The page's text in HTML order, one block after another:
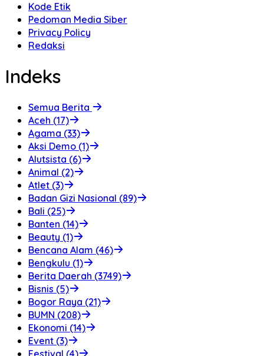
Kode Etik
Pedoman Media Siber
Privacy Policy
Redaksi
Indeks
Semua Berita
Aceh (17)
Agama (33)
Aksi Demo (1)
Alutsista (6)
Animal (2)
Atlet (3)
Badan Gizi Nasional (89)
Bali (25)
Banten (14)
Beauty (1)
Bencana Alam (46)
Bengkulu (1)
Berita Daerah (3749)
Bisnis (5)
Bogor Raya (21)
BUMN (208)
Ekonomi (14)
Event (3)
Festival (4)